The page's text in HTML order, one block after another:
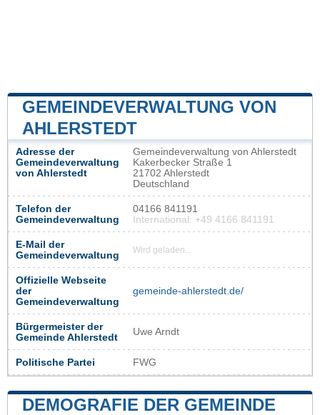
GEMEINDEVERWALTUNG VON
AHLERSTEDT
Adresse der
Gemeindeverwaltung
von Ahlerstedt
Gemeindeverwaltung von Ahlerstedt
Kakerbecker Straße 1
21702 Ahlerstedt
Deutschland
Telefon der
Gemeindeverwaltung
04166 841191
International: +49 4166 841191
E-Mail der
Gemeindeverwaltung
Wird geladen...
Offizielle Webseite
der
Gemeindeverwaltung
gemeinde-ahlerstedt.de/
Bürgermeister der
Gemeinde Ahlerstedt
Uwe Arndt
Politische Partei FWG
DEMOGRAFIE DER GEMEINDE